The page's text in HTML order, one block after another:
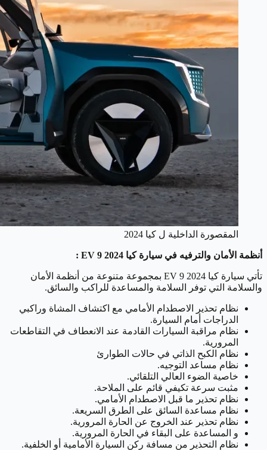
المقصورة الداخلية ل كيا 2024
أنظمة الأمان والترفيه في سيارة كيا EV 9 2024 :
تأتي سيارة كيا EV 9 2024 بمجموعة متنوعة من أنظمة الأمان
والسلامة التي توفر السلامة والمساعدة للراكب والسائق.
نظام تحذير الاصطدام الأمامي مع اكتشاف المشاة وراكبي
الدراجات أمام السيارة.
نظام مراقبة السيارات القادمة عند الانعطاف في التقاطعات
المرورية.
نظام الكبح الذاتي في حالات الطوارئ
نظام مساعد التوجيه.
خاصية الضوء العالي التلقائي.
مثبت سرعة تكيفي قائم على الملاحة.
نظام تحذير ما قبل الاصطدام الأمامي.
نظام مساعدة السائق على الطرق السريعة.
نظام تحذير عند الخروج عن الحارة المرورية.
و المساعدة على البقاء في الحارة المرورية.
نظام التحذير من مسافة ركن السيارة الأمامية أو الخلفية.